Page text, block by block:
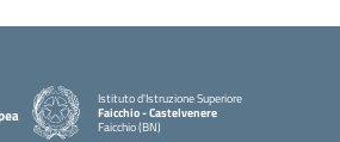
Istituto d'Istruzione Superiore
Faicchio - Castelvenere
Faicchio (BN)